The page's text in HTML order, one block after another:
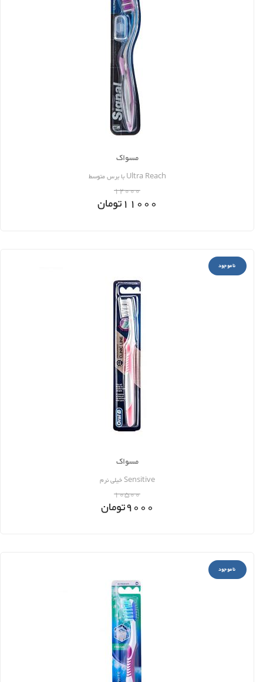
مسواک
Ultra Reach با برس متوسط
12000
11000تومان
ناموجود
مسواک
Sensitive خیلی نرم
10500
9000تومان
ناموجود